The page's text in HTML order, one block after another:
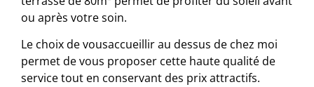
ou après votre soin.
Le choix de vousaccueillir au dessus de chez moi
permet de vous proposer cette haute qualité de
service tout en conservant des prix attractifs.